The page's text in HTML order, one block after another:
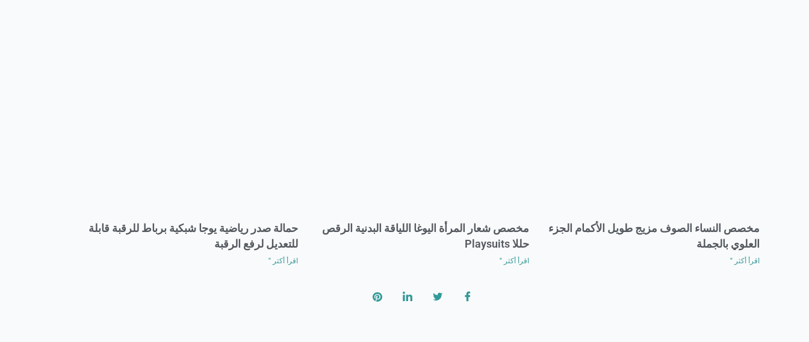
مخصص النساء الصوف مزيج طويل الأكمام الجزء
العلوي بالجملة
اقرأ أكثر "
مخصص شعار المرأة اليوغا اللياقة البدنية الرقص
حللا Playsuits
اقرأ أكثر "
حمالة صدر رياضية يوجا شبكية برباط للرقبة قابلة
للتعديل لرفع الرقبة
اقرأ أكثر "